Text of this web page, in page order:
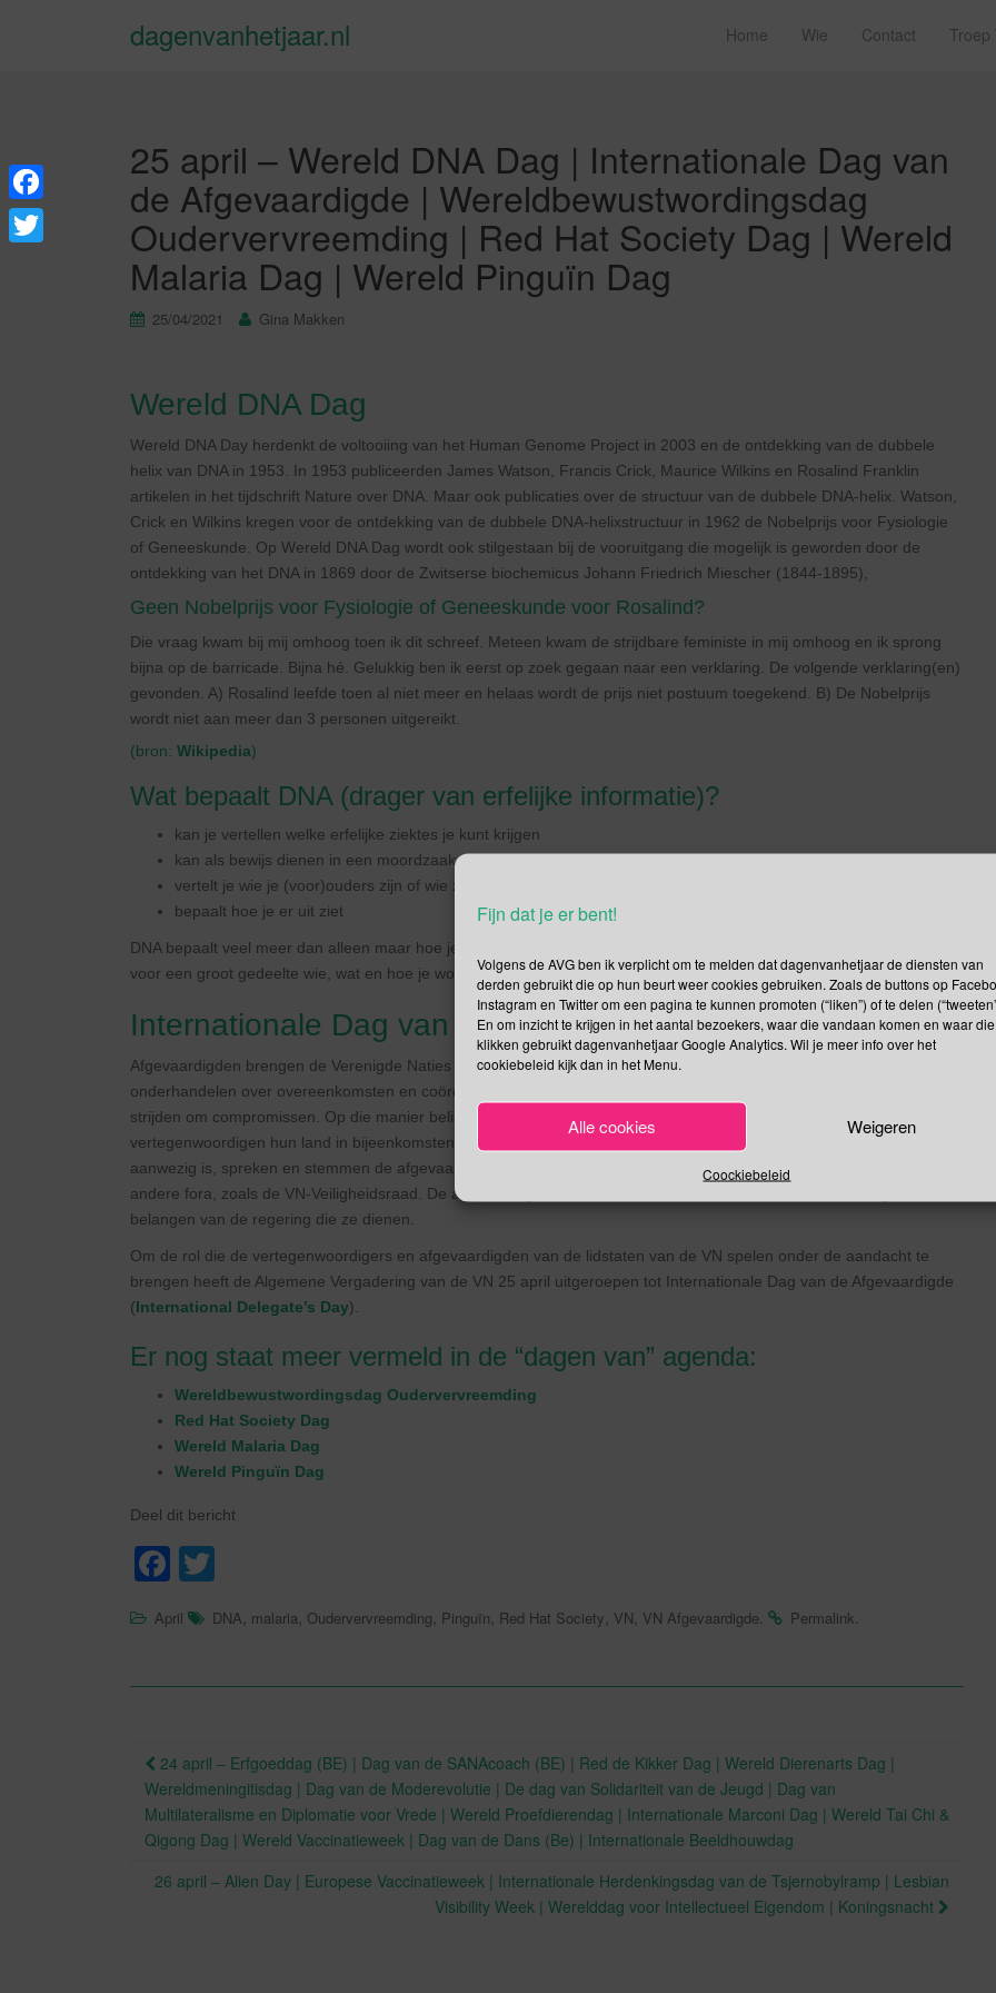
Fijn dat je er bent!
Volgens de AVG ben ik verplicht om te melden dat dagenvanhetjaar de diensten van
derden gebruikt die op hun beurt weer cookies gebruiken. Zoals de buttons op
Instagram en Twitter om een pagina te kunnen promoten (“liken”) of te delen
En om inzicht te krijgen in het aantal bezoekers, waar die vandaan komen en waar
klikken gebruikt dagenvanhetjaar Google Analytics. Wil je meer info over het
cookiebeleid kijk dan in het Menu.
Alle cookies Weigeren
Coockiebeleid
dagenvanhetjaar.nl Home Wie Contact Troep
25 april – Wereld DNA Dag | Internationale Dag van
de Afgevaardigde | Wereldbewustwordingsdag
Oudervervreemding | Red Hat Society Dag | Wereld
Malaria Dag | Wereld Pinguïn Dag
25/04/2021 Gina Makken
Wereld DNA Dag
Wereld DNA Day herdenkt de voltooiing van het Human Genome Project in 2003 en de ontdekking van de dubbele
helix van DNA in 1953. In 1953 publiceerden James Watson, Francis Crick, Maurice Wilkins en Rosalind Franklin
artikelen in het tijdschrift Nature over DNA. Maar ook publicaties over de structuur van de dubbele DNA-helix. Watson,
Crick en Wilkins kregen voor de ontdekking van de dubbele DNA-helixstructuur in 1962 de Nobelprijs voor Fysiologie
of Geneeskunde. Op Wereld DNA Dag wordt ook stilgestaan bij de vooruitgang die mogelijk is geworden door de
ontdekking van het DNA in 1869 door de Zwitserse biochemicus Johann Friedrich Miescher (1844-1895),
Geen Nobelprijs voor Fysiologie of Geneeskunde voor Rosalind?
Die vraag kwam bij mij omhoog toen ik dit schreef. Meteen kwam de strijdbare feministe in mij omhoog en ik sprong
bijna op de barricade. Bijna hé. Gelukkig ben ik eerst op zoek gegaan naar een verklaring. De volgende verklaring(en)
gevonden. A) Rosalind leefde toen al niet meer en helaas wordt de prijs niet postuum toegekend. B) De Nobelprijs
wordt niet aan meer dan 3 personen uitgereikt.
(bron: Wikipedia)
Wat bepaalt DNA (drager van erfelijke informatie)?
kan je vertellen welke erfelijke ziektes je kunt krijgen
kan als bewijs dienen in een moordzaak
vertelt je wie je (voor)ouders zijn of wie ze waren
bepaalt hoe je er uit ziet
DNA bepaalt veel meer dan alleen maar hoe je er uit ziet maar DNA bepaalt niet alles, ook omgevingsfactoren bepalen
voor een groot gedeelte wie, wat en hoe je wordt
Internationale Dag van de Afgevaardigde
Afgevaardigden brengen de Verenigde Naties tot leven. Zonder hen zou deze organisatie niet zijn wat ze is. Ze
onderhandelen over overeenkomsten en coördineren met hun thuisland. Sommigen vormen allianties, anderen
strijden om compromissen. Op die manier belichamen ze de veelzijdigheid, waar de VN voor staat. De afgevaardigden
vertegenwoordigen hun land in bijeenkomsten bij de Verenigde Naties. Tenzij een politicus met een hogere rang
aanwezig is, spreken en stemmen de afgevaardigden namens hun land op de Algemene Vergadering van de VN en
andere fora, zoals de VN-Veiligheidsraad. De afgevaardigden worden benoemd door hun land. Daarom volgen ze de
belangen van de regering die ze dienen.
Om de rol die de vertegenwoordigers en afgevaardigden van de lidstaten van de VN spelen onder de aandacht te
brengen heeft de Algemene Vergadering van de VN 25 april uitgeroepen tot Internationale Dag van de Afgevaardigde
(International Delegate’s Day).
Er nog staat meer vermeld in de “dagen van” agenda:
Wereldbewustwordingsdag Oudervervreemding
Red Hat Society Dag
Wereld Malaria Dag
Wereld Pinguïn Dag
Deel dit bericht
F
c
o
k
tt
April DNA, malaria, Oudervervreemding, Pinguïn, Red Hat Society, VN, VN Afgevaardigde. Permalink.
Berichtnavigatie
24 april – Erfgoeddag (BE) | Dag van de SANAcoach (BE) | Red de Kikker Dag | Wereld Dierenarts Dag |
Wereldmeningitisdag | Dag van de Moderevolutie | De dag van Solidariteit van de Jeugd | Dag van
Multilateralisme en Diplomatie voor Vrede | Wereld Proefdierendag | Internationale Marconi Dag | Wereld Tai Chi &
Qigong Dag | Wereld Vaccinatieweek | Dag van de Dans (Be) | Internationale Beeldhouwdag
26 april – Alien Day | Europese Vaccinatieweek | Internationale Herdenkingsdag van de Tsjernobylramp | Lesbian
Visibility Week | Werelddag voor Intellectueel Eigendom | Koningsnacht
F